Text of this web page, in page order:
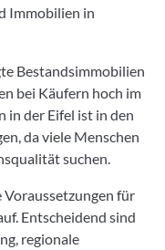
Immobilien in
Bestandsimmobilien
bei Käufern hoch im
in der Eifel ist in den
da viele Menschen
suchen.
Voraussetzungen für
Entscheidend sind
regionale